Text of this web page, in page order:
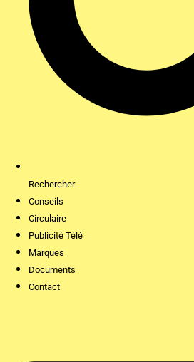
Rechercher
Conseils
Circulaire
Publicité Télé
Marques
Documents
Contact